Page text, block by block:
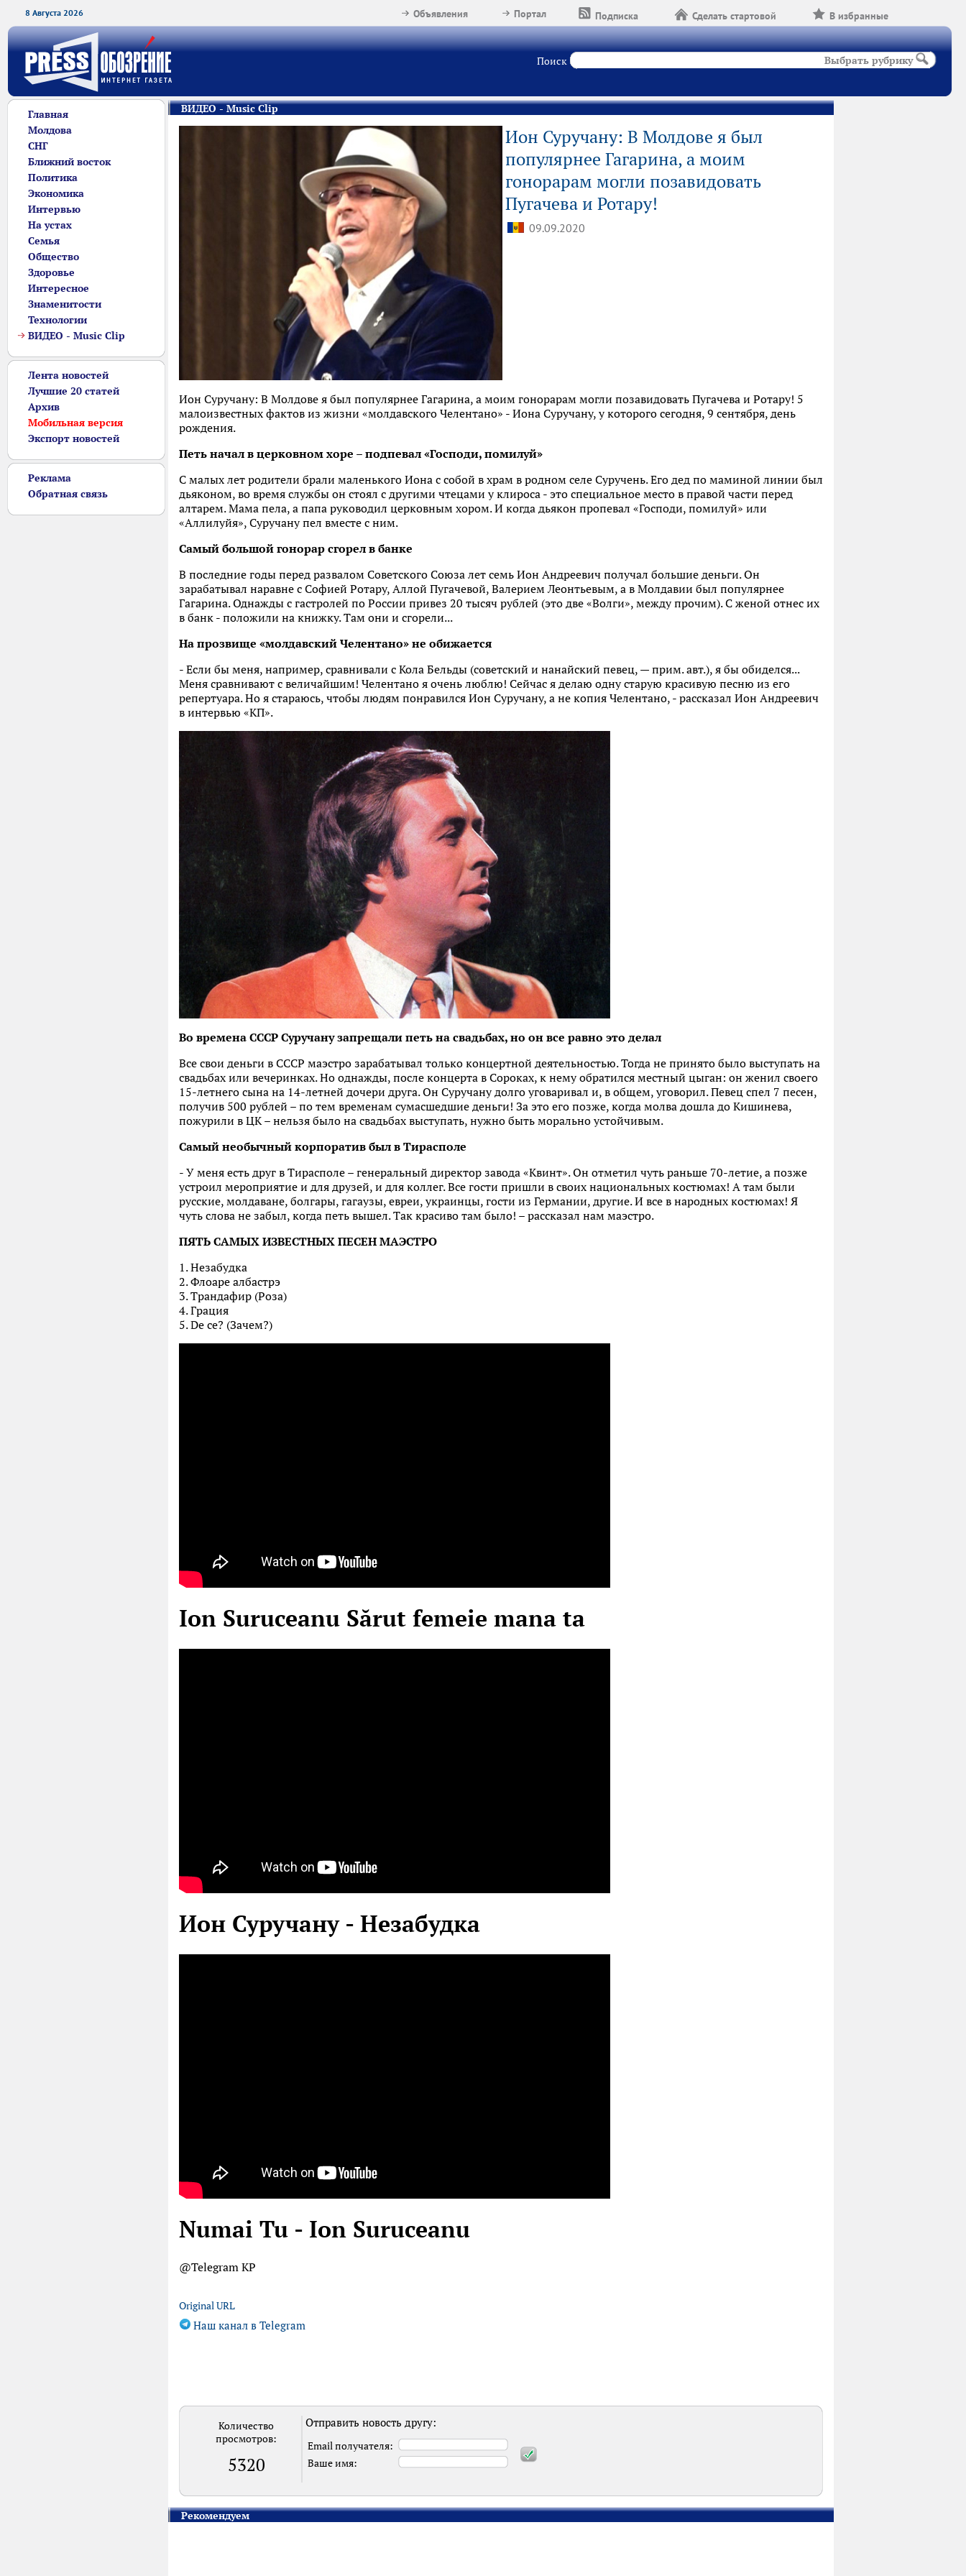
8 Августа 2026 В избранные
Сделать стартовой
Подписка
Портал
Объявления
Поиск Выбрать рубрику
Главная
Молдова
СНГ
Ближний восток
Политика
Экономика
Интервью
На устах
Семья
Общество
Здоровье
Интересное
Знаменитости
Технологии
ВИДЕО - Music Clip
Лента новостей
Лучшие 20 статей
Архив
Мобильная версия
Экспорт новостей
Реклама
Обратная связь
ВИДЕО - Music Clip
Ион Суручану: В Молдове я был
популярнее Гагарина, а моим
гонорарам могли позавидовать
Пугачева и Ротару!
09.09.2020
Ион Суручану: В Молдове я был популярнее Гагарина, а моим гонорарам могли позавидовать Пугачева и Ротару! 5
малоизвестных фактов из жизни «молдавского Челентано» - Иона Суручану, у которого сегодня, 9 сентября, день
рождения.
Петь начал в церковном хоре – подпевал «Господи, помилуй»
С малых лет родители брали маленького Иона с собой в храм в родном селе Суручень. Его дед по маминой линии был
дьяконом, во время службы он стоял с другими чтецами у клироса - это специальное место в правой части перед
алтарем. Мама пела, а папа руководил церковным хором. И когда дьякон пропевал «Господи, помилуй» или
«Аллилуйя», Суручану пел вместе с ним.
Самый большой гонорар сгорел в банке
В последние годы перед развалом Советского Союза лет семь Ион Андреевич получал большие деньги. Он
зарабатывал наравне с Софией Ротару, Аллой Пугачевой, Валерием Леонтьевым, а в Молдавии был популярнее
Гагарина. Однажды с гастролей по России привез 20 тысяч рублей (это две «Волги», между прочим). С женой отнес их
в банк - положили на книжку. Там они и сгорели...
На прозвище «молдавский Челентано» не обижается
- Если бы меня, например, сравнивали с Кола Бельды (советский и нанайский певец, — прим. авт.), я бы обиделся...
Меня сравнивают с величайшим! Челентано я очень люблю! Сейчас я делаю одну старую красивую песню из его
репертуара. Но я стараюсь, чтобы людям понравился Ион Суручану, а не копия Челентано, - рассказал Ион Андреевич
в интервью «КП».
Во времена СССР Суручану запрещали петь на свадьбах, но он все равно это делал
Все свои деньги в СССР маэстро зарабатывал только концертной деятельностью. Тогда не принято было выступать на
свадьбах или вечеринках. Но однажды, после концерта в Сороках, к нему обратился местный цыган: он женил своего
15-летнего сына на 14-летней дочери друга. Он Суручану долго уговаривал и, в общем, уговорил. Певец спел 7 песен,
получив 500 рублей – по тем временам сумасшедшие деньги! За это его позже, когда молва дошла до Кишинева,
пожурили в ЦК – нельзя было на свадьбах выступать, нужно быть морально устойчивым.
Самый необычный корпоратив был в Тирасполе
- У меня есть друг в Тирасполе – генеральный директор завода «Квинт». Он отметил чуть раньше 70-летие, а позже
устроил мероприятие и для друзей, и для коллег. Все гости пришли в своих национальных костюмах! А там были
русские, молдаване, болгары, гагаузы, евреи, украинцы, гости из Германии, другие. И все в народных костюмах! Я
чуть слова не забыл, когда петь вышел. Так красиво там было! – рассказал нам маэстро.
ПЯТЬ САМЫХ ИЗВЕСТНЫХ ПЕСЕН МАЭСТРО
1. Незабудка
2. Флоаре албастрэ
3. Трандафир (Роза)
4. Грация
5. De ce? (Зачем?)
Ion Suruceanu Sărut femeie mana ta
Ион Суручану - Незабудка
Numai Tu - Ion Suruceanu
@Telegram KP
Original URL
Наш канал в Telegram
Количество
просмотров:
5320
Отправить новость другу:
Email получателя:
Ваше имя:
Рекомендуем